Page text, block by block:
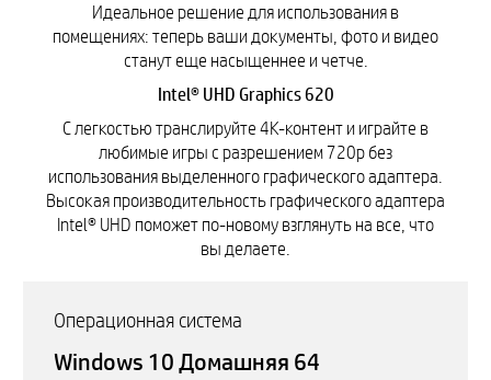
Идеальное решение для использования в
помещениях: теперь ваши документы, фото и видео
станут еще насыщеннее и четче.
Intel® UHD Graphics 620
С легкостью транслируйте 4K-контент и играйте в
любимые игры с разрешением 720p без
использования выделенного графического адаптера.
Высокая производительность графического адаптера
Intel® UHD поможет по-новому взглянуть на все, что
вы делаете.
Операционная система
Windows 10 Домашняя 64